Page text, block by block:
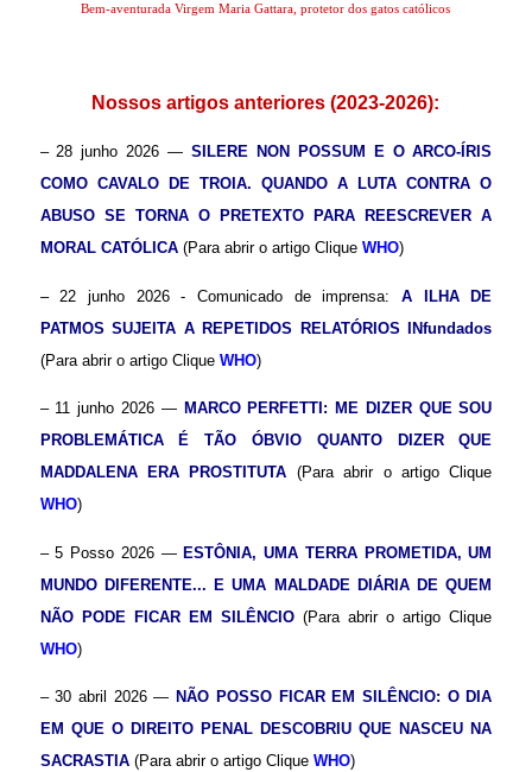
Bem-aventurada Virgem Maria Gattara, protetor dos gatos católicos
Nossos artigos anteriores (2023-2026):
– 28 junho 2026 — SILERE NON POSSUM E O ARCO-ÍRIS
COMO CAVALO DE TROIA. QUANDO A LUTA CONTRA O
ABUSO SE TORNA O PRETEXTO PARA REESCREVER A
MORAL CATÓLICA (Para abrir o artigo Clique WHO)
– 22 junho 2026 - Comunicado de imprensa:A ILHA DE
PATMOS SUJEITA A REPETIDOS RELATÓRIOS INfundados
(Para abrir o artigo Clique WHO)
– 11 junho 2026 — MARCO PERFETTI: ME DIZER QUE SOU
PROBLEMÁTICA É TÃO ÓBVIO QUANTO DIZER QUE
MADDALENA ERA PROSTITUTA (Para abrir o artigo Clique
WHO)
– 5 Posso 2026 —ESTÔNIA, UMA TERRA PROMETIDA, UM
MUNDO DIFERENTE... E UMA MALDADE DIÁRIA DE QUEM
NÃO PODE FICAR EM SILÊNCIO(Para abrir o artigo Clique
WHO)
– 30 abril 2026 — NÃO POSSO FICAR EM SILÊNCIO: O DIA
EM QUE O DIREITO PENAL DESCOBRIU QUE NASCEU NA
SACRASTIA (Para abrir o artigo Clique WHO)